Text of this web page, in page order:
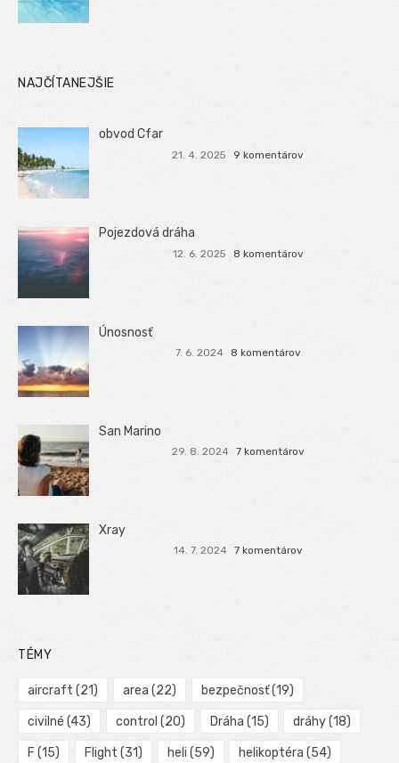
NAJČÍTANEJŠIE
obvod Cfar
21. 4. 2025 9 komentárov
Pojezdová dráha
12. 6. 2025 8 komentárov
Únosnosť
7. 6. 2024 8 komentárov
San Marino
29. 8. 2024 7 komentárov
Xray
14. 7. 2024 7 komentárov
TÉMY
aircraft (21) area (22) bezpečnosť(19)
civilné (43) control (20) Dráha (15) dráhy(18)
F (15) Flight (31) heli (59) helikoptéra (54)